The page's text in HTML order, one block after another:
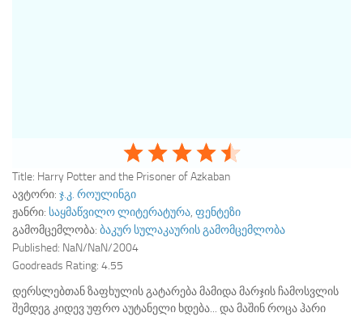
Title: Harry Potter and the Prisoner of Azkaban
ავტორი: ჯ.კ. როულინგი
ჟანრი: საყმაწვილო ლიტერატურა, ფენტეზი
გამომცემლობა: ბაკურ სულაკაურის გამომცემლობა
Published: NaN/NaN/2004
Goodreads Rating: 4.55
დერსლებთან ზაფხულის გატარება მამიდა მარჯის ჩამოსვლის
შემდეგ კიდევ უფრო აუტანელი ხდება... და მაშინ როცა ჰარი